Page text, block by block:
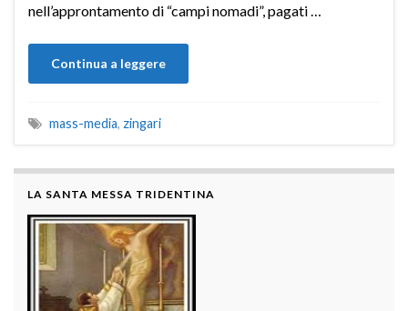
nell’approntamento di “campi nomadi”, pagati …
Continua a leggere
mass-media, zingari
LA SANTA MESSA TRIDENTINA